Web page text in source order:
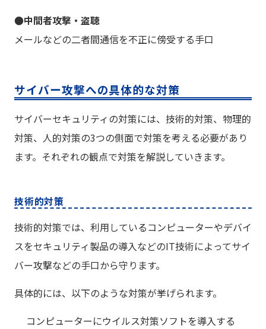
●中間者攻撃・盗聴
メールなどの二者間通信を不正に傍受する手口
サイバー攻撃への具体的な対策
サイバーセキュリティの対策には、技術的対策、物理的
対策、人的対策の3つの側面で対策を考える必要があり
ます。それぞれの観点で対策を解説していきます。
技術的対策
技術的対策では、利用しているコンピューターやデバイ
スをセキュリティ製品の導入などのIT技術によってサイ
バー攻撃などの手口から守ります。
具体的には、以下のような対策が挙げられます。
コンピューターにウイルス対策ソフトを導入する